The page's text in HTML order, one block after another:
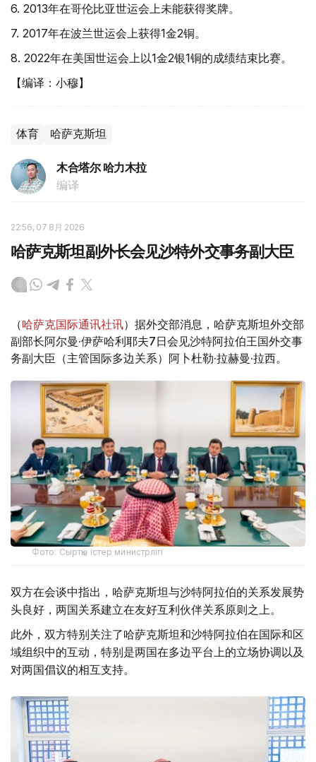
6. 2013年在哥伦比亚世运会上未能获得奖牌。
7. 2017年在波兰世运会上获得1金2铜。
8. 2022年在美国世运会上以1金2银1铜的成绩结束比赛。
【编译：小穆】
体育 哈萨克斯坦
木合塔尔 哈力木拉
编译
22:56, 07 8月 2026
哈萨克斯坦副外长会见沙特外交事务副大臣
（哈萨克国际通讯社讯）据外交部消息，哈萨克斯坦外交部
副部长阿尔曼·伊萨哈利耶夫7日会见沙特阿拉伯王国外交事
务副大臣（主管国际多边关系）阿卜杜勒·拉赫曼·拉西。
Фото: Сыртқы істер министрлігі
双方在会谈中指出，哈萨克斯坦与沙特阿拉伯的关系发展势
头良好，两国关系建立在友好互利伙伴关系原则之上。
此外，双方特别关注了哈萨克斯坦和沙特阿拉伯在国际和区
域组织中的互动，特别是两国在多边平台上的立场协调以及
对两国倡议的相互支持。